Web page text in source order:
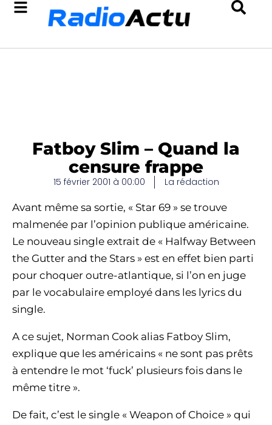
Fatboy Slim – Quand la
censure frappe
15 février 2001 à 00:00 La rédaction
Avant même sa sortie, « Star 69 » se trouve
malmenée par l’opinion publique américaine.
Le nouveau single extrait de « Halfway Between
the Gutter and the Stars » est en effet bien parti
pour choquer outre-atlantique, si l’on en juge
par le vocabulaire employé dans les lyrics du
single.
A ce sujet, Norman Cook alias Fatboy Slim,
explique que les américains « ne sont pas prêts
à entendre le mot ‘fuck’ plusieurs fois dans le
même titre ».
De fait, c’est le single « Weapon of Choice » qui